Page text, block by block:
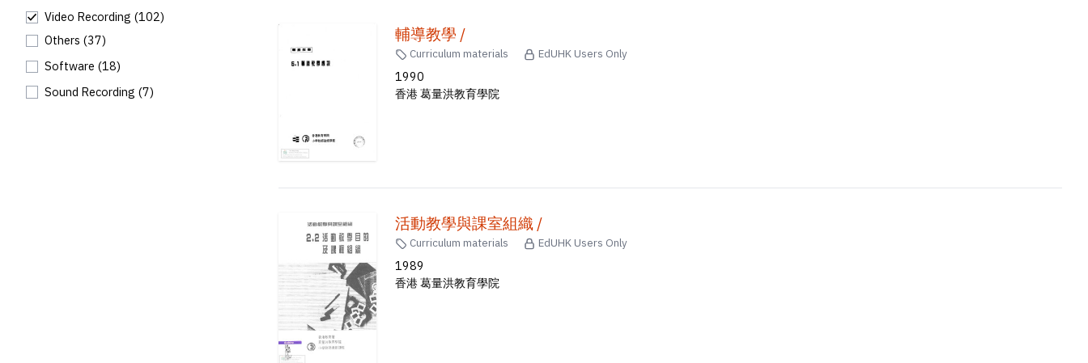
Video Recording (102)
Others (37)
Software (18)
Sound Recording (7)
輔導教學 /
Curriculum materials EdUHK Users Only
1990
香港 葛量洪教育學院
活動教學與課室組織 /
Curriculum materials EdUHK Users Only
1989
香港 葛量洪教育學院